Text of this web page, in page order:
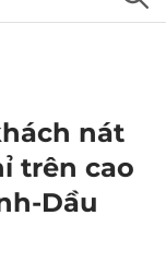
nát
trên cao
Dầu